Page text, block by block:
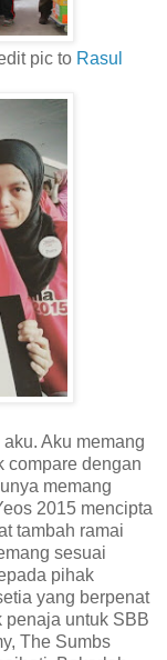
pic to Rasul
Aku memang
compare dengan
memang
2015 mencipta
tambah ramai
sesuai
pihak
yang berpenat
penaja untuk SBB
The Sumbs